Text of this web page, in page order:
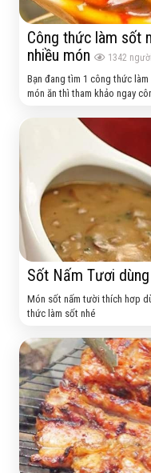
Công thức làm sốt
nhiều món
1342
Bạn đang tìm 1 công thức
món ăn thì tham khảo ngay
Sốt Nấm Tươi
Món sốt nấm tười thích hơp
thức làm sốt nhé